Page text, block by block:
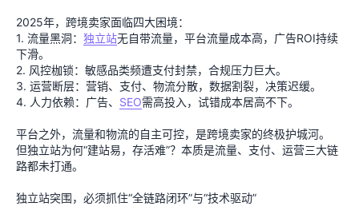
2025年，跨境卖家面临四大困境：
1. 流量黑洞： 独立站无自带流量，平台流量成本高，广告ROI持续
下滑。
2. 风控枷锁：敏感品类频遭支付封禁，合规压力巨大。
3. 运营断层：营销、支付、物流分散，数据割裂，决策迟缓。
4. 人力依赖：广告、 SEO需高投入，试错成本居高不下。
平台之外，流量和物流的自主可控，是跨境卖家的终极护城河。
但独立站为何“建站易，存活难”？本质是流量、支付、运营三大链
路都未打通。
独立站突围，必须抓住“全链路闭环”与“技术驱动”